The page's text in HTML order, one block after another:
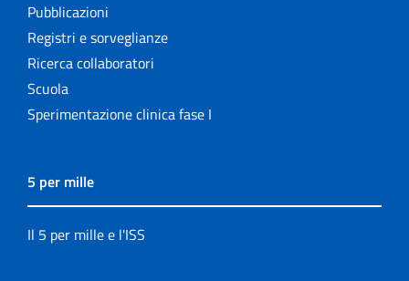
Pubblicazioni
Registri e sorveglianze
Ricerca collaboratori
Scuola
Sperimentazione clinica fase I
5 per mille
Il 5 per mille e l'ISS